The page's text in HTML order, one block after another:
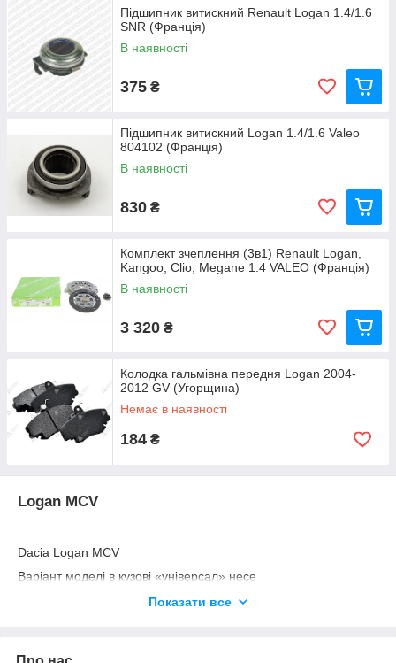
Підшипник витискний Renault Logan 1.4/1.6
SNR (Франція)
В наявності
375 ₴
Підшипник витискний Logan 1.4/1.6 Valeo
804102 (Франція)
В наявності
830 ₴
Комплект зчеплення (3в1) Renault Logan,
Kangoo, Clio, Megane 1.4 VALEO (Франція)
В наявності
3 320 ₴
Колодка гальмівна передня Logan 2004-
2012 GV (Угорщина)
Немає в наявності
184 ₴
Logan MCV
Dacia Logan MCV
Варіант моделі в кузові «універсал» несе
розшифровується як Multi Convivial Vehicle, «автомобіль на
Показати все